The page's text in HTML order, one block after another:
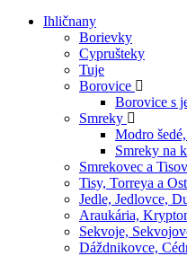
Ihličnany
Borievky
Cyprušteky
Tuje
Borovice
Borovice s
Smreky
Modro
Smreky na
Smrekovec a
Tisy, Torreya a
Jedle, Jedlovce,
Araukária,
Sekvoje,
Dáždnikovce,